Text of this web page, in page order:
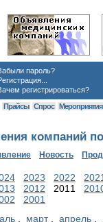
пароль?
регистрироваться?
Прайсы Спрос Мероприятия
компаний
Новость
2023 2022
2012 2011
2001
, март, апрель ,